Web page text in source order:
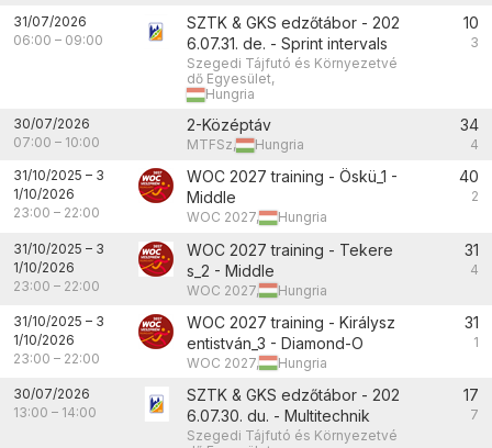
31/07/2026
06:00 – 09:00
SZTK & GKS edzőtábor - 202
6.07.31. de. - Sprint intervals
Szegedi Tájfutó és Környezetvé
dő Egyesület,
Hungria
10
3
30/07/2026
07:00 – 10:00
2-Középtáv
MTFSz, Hungria
34
4
31/10/2025 – 3
1/10/2026
23:00 – 22:00
WOC 2027 training - Öskü_1 -
Middle
WOC 2027, Hungria
40
2
31/10/2025 – 3
1/10/2026
23:00 – 22:00
WOC 2027 training - Tekere
s_2 - Middle
WOC 2027, Hungria
31
4
31/10/2025 – 3
1/10/2026
23:00 – 22:00
WOC 2027 training - Királysz
entistván_3 - Diamond-O
WOC 2027, Hungria
31
1
30/07/2026
13:00 – 14:00
SZTK & GKS edzőtábor - 202
6.07.30. du. - Multitechnik
Szegedi Tájfutó és Környezetvé
17
7